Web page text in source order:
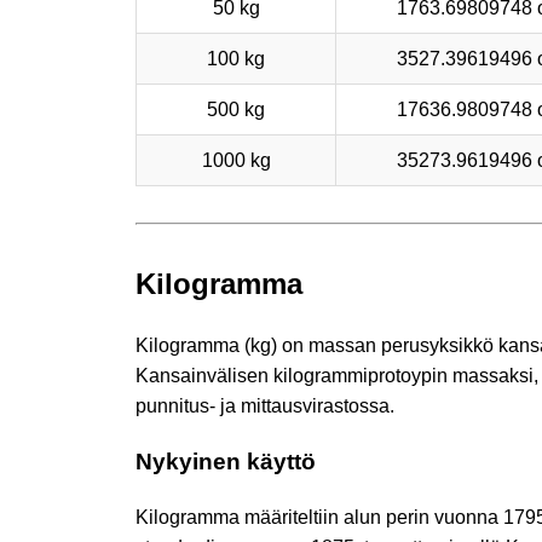
50 kg 1763.69809748
100 kg 3527.39619496
500 kg 17636.9809748
1000 kg 35273.9619496
Kilogramma
Kilogramma (kg) on massan perusyksikkö
Kansainvälisen kilogrammiprotoypin
punnitus- ja mittausvirastossa.
Nykyinen käyttö
Kilogramma määriteltiin alun perin vuonna